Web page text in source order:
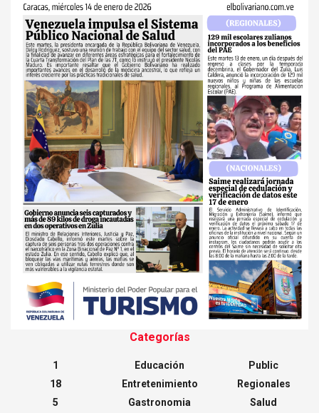
Categorías
1
18
5
Educación
Entretenimiento
Gastronomia
Public
Regionales
Salud